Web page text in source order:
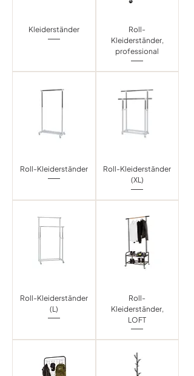
Kleiderständer
Roll-
Kleiderständer,
professional
Roll-Kleiderständer
Roll-Kleiderständer
(XL)
Roll-Kleiderständer
(L)
Roll-
Kleiderständer,
LOFT